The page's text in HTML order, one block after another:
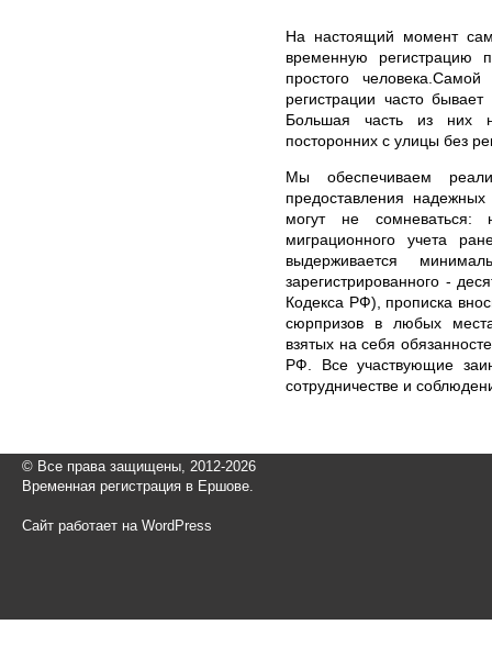
На настоящий момент
временную регистрацию
простого
регистрации часто
Большая часть из них
посторонних с улицы без
Мы обеспечиваем
предоставления
могут не
миграционного учета
выдерживается
зарегистрированного -
Кодекса РФ), прописка
сюрпризов в любых
взятых на себя
РФ. Все участвующие
сотрудничестве и
© Все права защищены, 2012-2026
Временная регистрация в Ершове.
Сайт работает на WordPress